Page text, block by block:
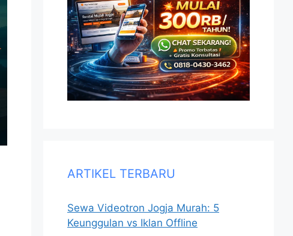
ARTIKEL TERBARU
Sewa Videotron Jogja Murah: 5
Keunggulan vs Iklan Offline